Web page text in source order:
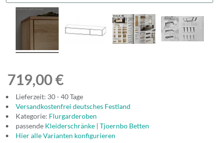
719,00 €
Lieferzeit: 30 - 40 Tage
Versandkostenfrei deutsches Festland
Kategorie: Flurgarderoben
passende Kleiderschränke | Tjoernbo Betten
Hier alle Varianten konfigurieren